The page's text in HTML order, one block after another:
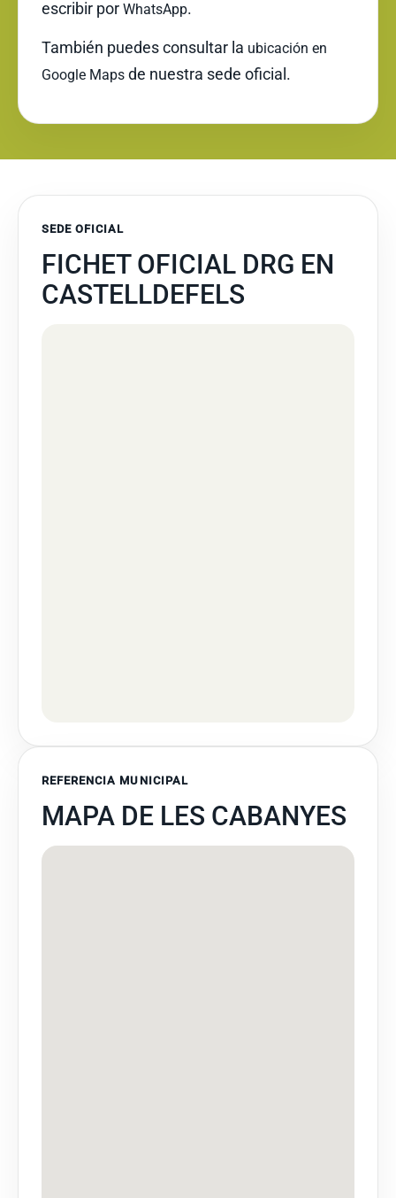
escribir por WhatsApp.
También puedes consultar la ubicación en
Google Maps de nuestra sede oficial.
SEDE OFICIAL
FICHET OFICIAL DRG EN
CASTELLDEFELS
REFERENCIA MUNICIPAL
MAPA DE LES CABANYES